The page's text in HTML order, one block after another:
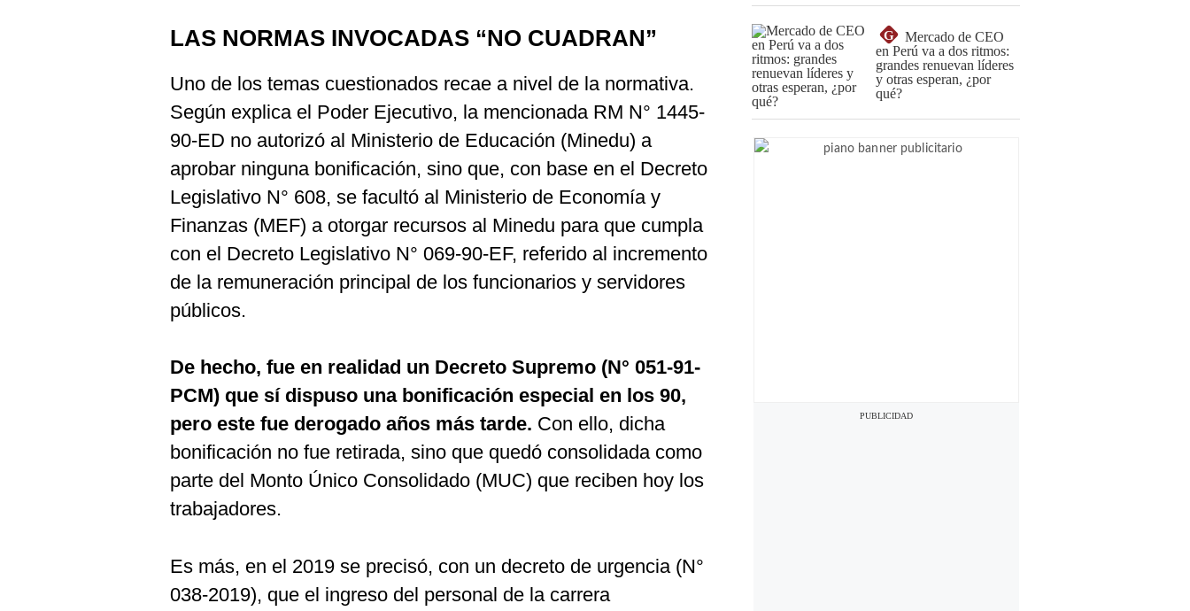
LAS NORMAS INVOCADAS “NO CUADRAN”
Uno de los temas cuestionados recae a nivel de la normativa.
Según explica el Poder Ejecutivo, la mencionada RM N° 1445-
90-ED no autorizó al Ministerio de Educación (Minedu) a
aprobar ninguna bonificación, sino que, con base en el Decreto
Legislativo N° 608, se facultó al Ministerio de Economía y
Finanzas (MEF) a otorgar recursos al Minedu para que cumpla
con el Decreto Legislativo N° 069-90-EF, referido al incremento
de la remuneración principal de los funcionarios y servidores
públicos.
De hecho, fue en realidad un Decreto Supremo (N° 051-91-
PCM) que sí dispuso una bonificación especial en los 90,
pero este fue derogado años más tarde. Con ello, dicha
bonificación no fue retirada, sino que quedó consolidada como
parte del Monto Único Consolidado (MUC) que reciben hoy los
trabajadores.
Es más, en el 2019 se precisó, con un decreto de urgencia (N°
038-2019), que el ingreso del personal de la carrera
G
Mercado de CEO
en Perú va a dos ritmos:
grandes renuevan líderes
y otras esperan, ¿por
qué?